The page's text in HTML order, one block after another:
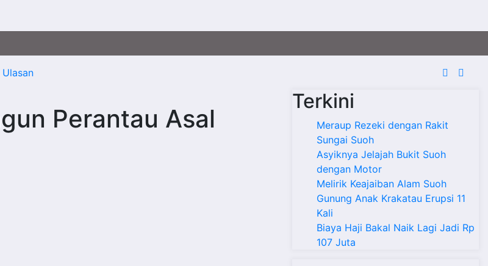
Ulasan
Perantau Asal
Terkini
Meraup Rezeki dengan Rakit
Sungai Suoh
Asyiknya Jelajah Bukit Suoh
dengan Motor
Melirik Keajaiban Alam Suoh
Gunung Anak Krakatau Erupsi 11
Kali
Biaya Haji Bakal Naik Lagi Jadi Rp
107 Juta